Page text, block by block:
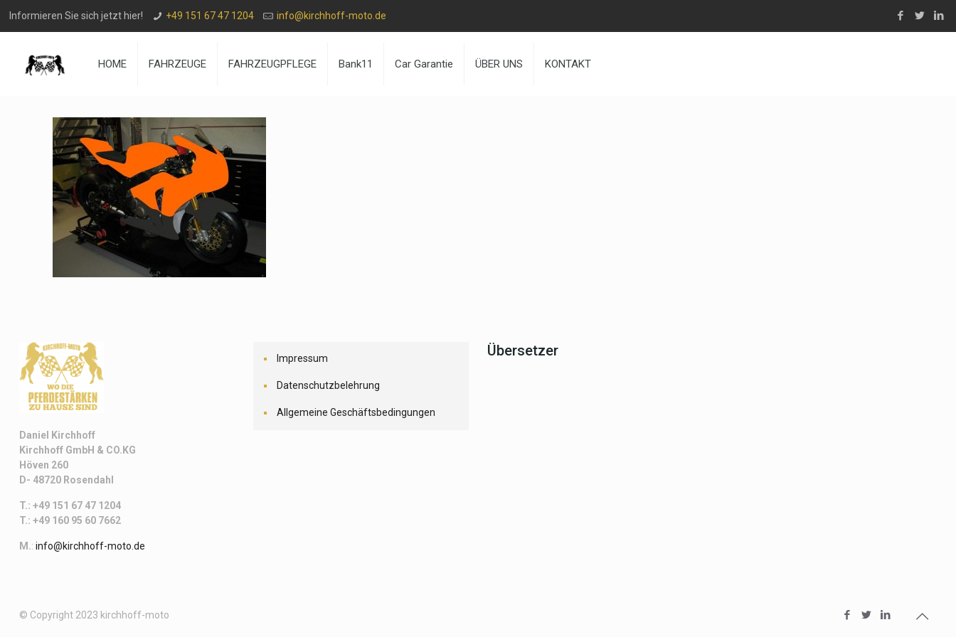
Informieren Sie sich jetzt hier! +49 151 67 47 1204 info@kirchhoff-moto.de
HOME FAHRZEUGE FAHRZEUGPFLEGE Bank11 Car Garantie ÜBER UNS KONTAKT
Daniel Kirchhoff
Kirchhoff GmbH & CO.KG
Höven 260
D- 48720 Rosendahl
T.: +49 151 67 47 1204
T.: +49 160 95 60 7662
M.: info@kirchhoff-moto.de
Impressum
Datenschutzbelehrung
Allgemeine Geschäftsbedingungen
Übersetzer
© Copyright 2023 kirchhoff-moto